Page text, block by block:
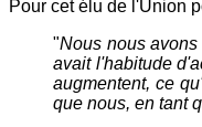
Pour cet élu de l'Union
"Nous nous
avait l'habitude
augmentent, ce
que nous, en tant